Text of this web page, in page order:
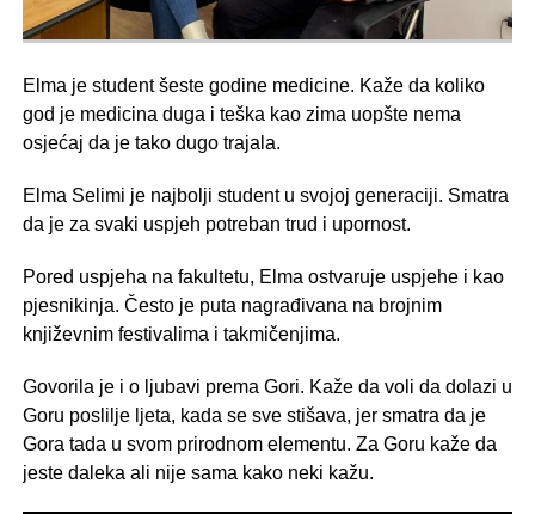
Elma je student šeste godine medicine. Kaže da koliko
god je medicina duga i teška kao zima uopšte nema
osjećaj da je tako dugo trajala.
Elma Selimi je najbolji student u svojoj generaciji. Smatra
da je za svaki uspjeh potreban trud i upornost.
Pored uspjeha na fakultetu, Elma ostvaruje uspjehe i kao
pjesnikinja. Često je puta nagrađivana na brojnim
književnim festivalima i takmičenjima.
Govorila je i o ljubavi prema Gori. Kaže da voli da dolazi u
Goru poslilje ljeta, kada se sve stišava, jer smatra da je
Gora tada u svom prirodnom elementu. Za Goru kaže da
jeste daleka ali nije sama kako neki kažu.